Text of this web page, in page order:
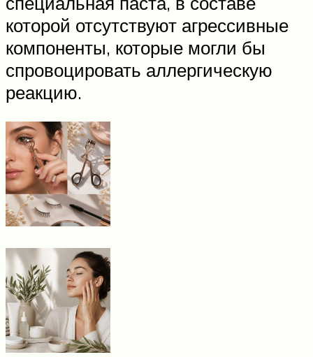
которой отсутствуют агрессивные
компоненты, которые могли бы
спровоцировать аллергическую
реакцию.